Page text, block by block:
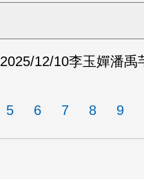
2025/12/10李玉嬋潘禹
5 6 7 8 9